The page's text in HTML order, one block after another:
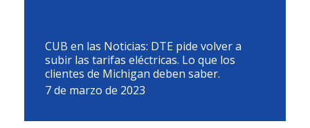
CUB en las Noticias: DTE pide volver a
subir las tarifas eléctricas. Lo que los
clientes de Michigan deben saber.
7 de marzo de 2023